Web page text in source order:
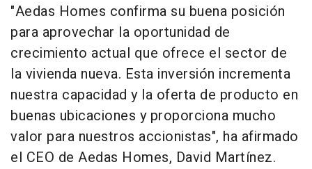
"Aedas Homes confirma su buena posición
para aprovechar la oportunidad de
crecimiento actual que ofrece el sector de
la vivienda nueva. Esta inversión incrementa
nuestra capacidad y la oferta de producto en
buenas ubicaciones y proporciona mucho
valor para nuestros accionistas", ha afirmado
el CEO de Aedas Homes, David Martínez.